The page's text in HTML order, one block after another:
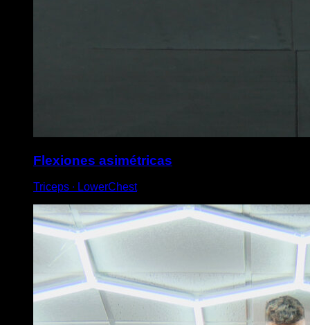
Flexiones asimétricas
Triceps ∙ LowerChest